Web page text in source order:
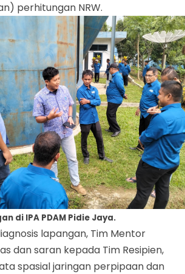
) perhitungan NRW.
di IPA PDAM Pidie Jaya.
lapangan, Tim Mentor
dan saran kepada Tim Resipien,
spasial jaringan perpipaan dan